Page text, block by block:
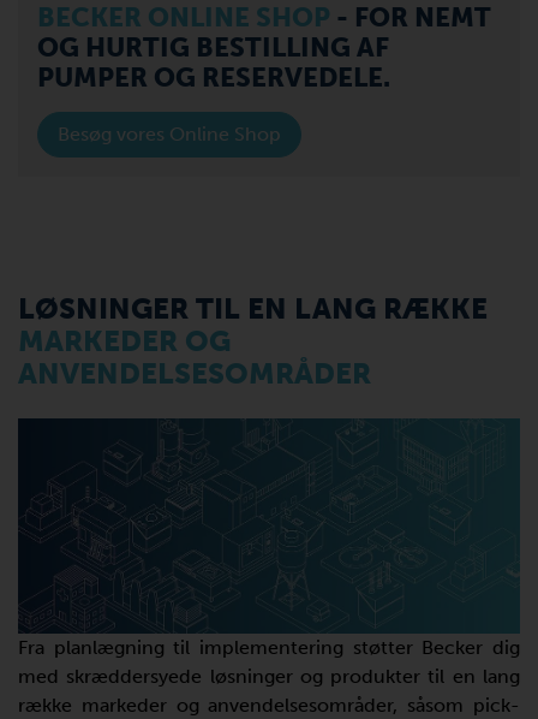
BECKER ONLINE SHOP - FOR NEMT
OG HURTIG BESTILLING AF
PUMPER OG RESERVEDELE.
Besøg vores Online Shop
LØSNINGER TIL EN LANG RÆKKE
MARKEDER OG
ANVENDELSESOMRÅDER
Fra planlægning til implementering støtter Becker dig
med skræddersyede løsninger og produkter til en lang
række markeder og anvendelsesområder, såsom pick-